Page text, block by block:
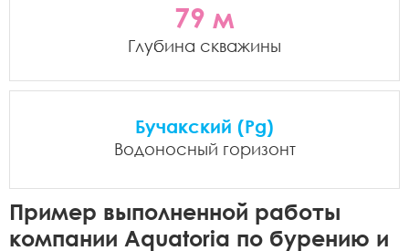
Пример выполненной работы
компании Aquatoria по бурению и
79 м
Глубина скважины
Бучакский (Pg)
Водоносный горизонт